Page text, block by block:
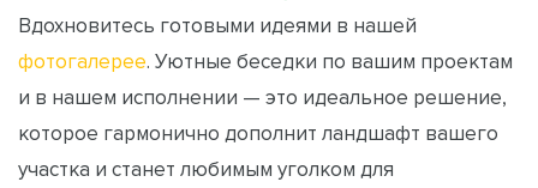
Вдохновитесь готовыми идеями в нашей
фотогалерее . Уютные беседки по вашим проектам
и в нашем исполнении — это идеальное решение,
которое гармонично дополнит ландшафт вашего
участка и станет любимым уголком для